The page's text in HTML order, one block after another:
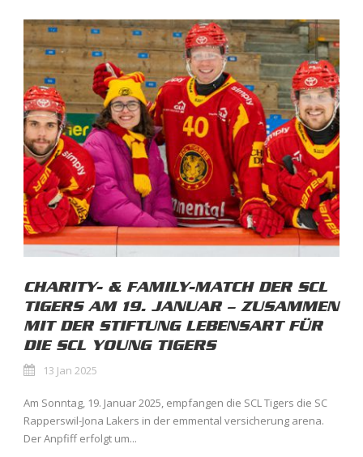
CHARITY- & FAMILY-MATCH DER SCL
TIGERS AM 19. JANUAR – ZUSAMMEN
MIT DER STIFTUNG LEBENSART FÜR
DIE SCL YOUNG TIGERS
13 Jan 2025
Am Sonntag, 19. Januar 2025, empfangen die SCL Tigers die SC
Rapperswil-Jona Lakers in der emmental versicherung arena.
Der Anpfiff erfolgt um...